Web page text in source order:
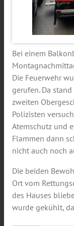
Bei einem
Die Feuerwehr
gerufen. Da
zweiten
Polizisten
Atemschutz und
Flammen dann
nicht auch noch
Die beiden
Ort vom
des Hauses
wurde gekühlt,